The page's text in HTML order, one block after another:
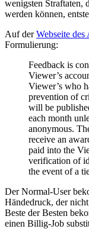
wenigsten Straftaten,
werden können,
Auf derWebseite des
Formulierung:
Feedback is
Viewer’s
Viewer’s who
prevention of
will be
each month
anonymous.
receive an
paid into the
verification of
the event of a
Der Normal-User
Händedruck, der
Beste der Besten
einen Billig-Job